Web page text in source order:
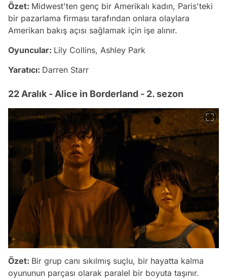
Özet: Midwest'ten genç bir Amerikalı kadın, Paris'teki
bir pazarlama firması tarafından onlara olaylara
Amerikan bakış açısı sağlamak için işe alınır.
Oyuncular: Lily Collins, Ashley Park
Yaratıcı: Darren Starr
22 Aralık - Alice in Borderland - 2. sezon
Özet: Bir grup canı sıkılmış suçlu, bir hayatta kalma
oyununun parçası olarak paralel bir boyuta taşınır.